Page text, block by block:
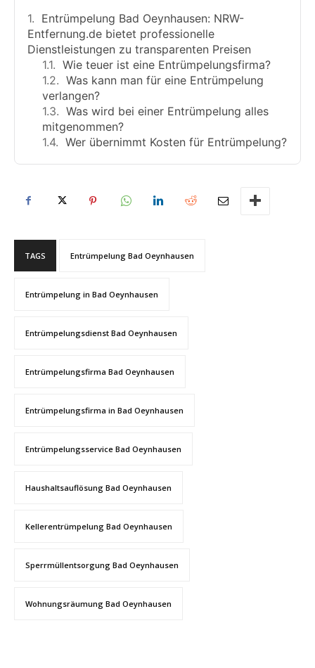
Entrümpelung Bad Oeynhausen: NRW-
Entfernung.de bietet professionelle
Dienstleistungen zu transparenten Preisen
Wie teuer ist eine Entrümpelungsfirma?
Was kann man für eine Entrümpelung
verlangen?
Was wird bei einer Entrümpelung alles
mitgenommen?
Wer übernimmt Kosten für Entrümpelung?
TAGS Entrümpelung Bad Oeynhausen
Entrümpelung in Bad Oeynhausen
Entrümpelungsdienst Bad Oeynhausen
Entrümpelungsfirma Bad Oeynhausen
Entrümpelungsfirma in Bad Oeynhausen
Entrümpelungsservice Bad Oeynhausen
Haushaltsauflösung Bad Oeynhausen
Kellerentrümpelung Bad Oeynhausen
Sperrmüllentsorgung Bad Oeynhausen
Wohnungsräumung Bad Oeynhausen